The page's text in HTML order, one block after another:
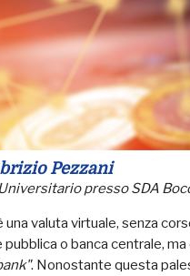
Pezzani
presso SDA
una valuta virtuale, senza
pubblica o banca centrale,
. Nonostante questa